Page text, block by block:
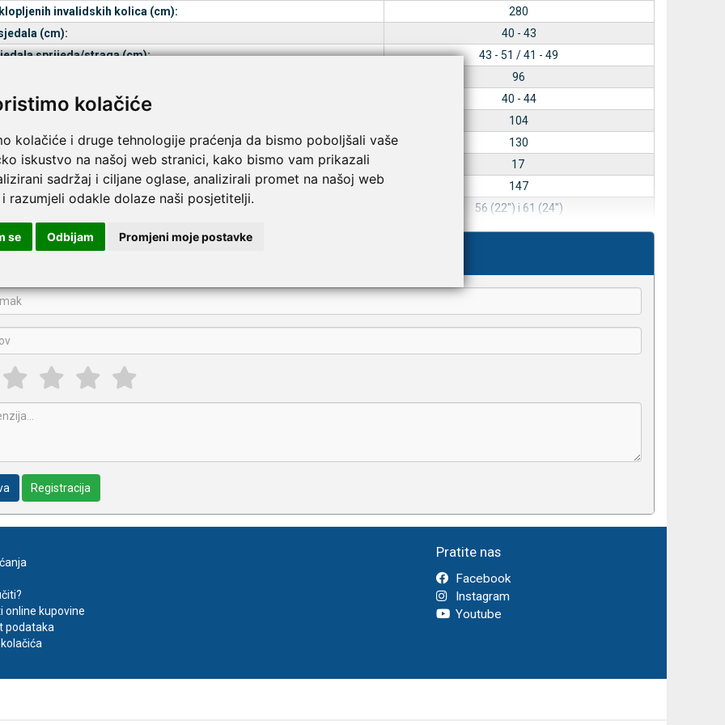
kolačiće
kolačiće i druge tehnologije praćenja da bismo poboljšali vaše
iskustvo na našoj web stranici, kako bismo vam prikazali
sadržaj i ciljane oglase, analizirali promet na našoj web
razumjeli odakle dolaze naši posjetitelji.
se Odbijam Promjeni moje postavke
invalidskih kolica (cm):
280
(cm):
40 - 43
sprijeda/straga (cm):
43 - 51 / 41 - 49
96
(cm):
40 - 44
104
(kg):
130
kolica (kg):
17
(kg):
147
kotači (cm):
56 (22") i 61 (24")
recenziju ovog proizvoda i pomozite drugima da lakše odaberu.
Registracija
online kupovine
podataka
Pratite nas
Facebook
Instagram
Youtube